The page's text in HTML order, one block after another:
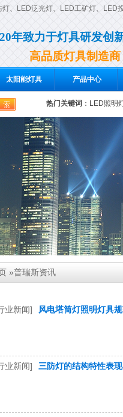
灯、 LED泛光灯、 LED工矿灯、 LED
20年致力于灯具研发创
高品质灯具制造商
太阳能灯具 产品中心
热门关键词 ： LED照明
»普瑞斯资讯
业新闻] 风电塔筒灯照明灯具
业新闻] 三防灯的结构特性表